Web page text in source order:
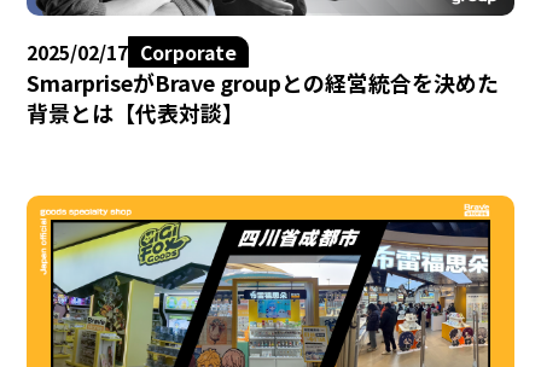
2025/02/17 Corporate
SmarpriseがBrave groupとの経営統合を決めた
背景とは【代表対談】